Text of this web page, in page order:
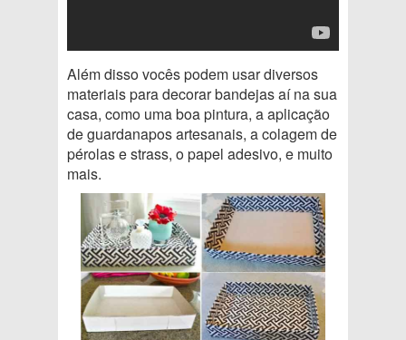
Além disso vocês podem usar diversos
materiais para decorar bandejas aí na sua
casa, como uma boa pintura, a aplicação
de guardanapos artesanais, a colagem de
pérolas e strass, o papel adesivo, e muito
mais.